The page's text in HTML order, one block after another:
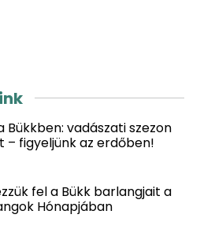
Bükkben: vadászati szezon
– figyeljünk az erdőben!
fel a Bükk barlangjait a
Hónapjában